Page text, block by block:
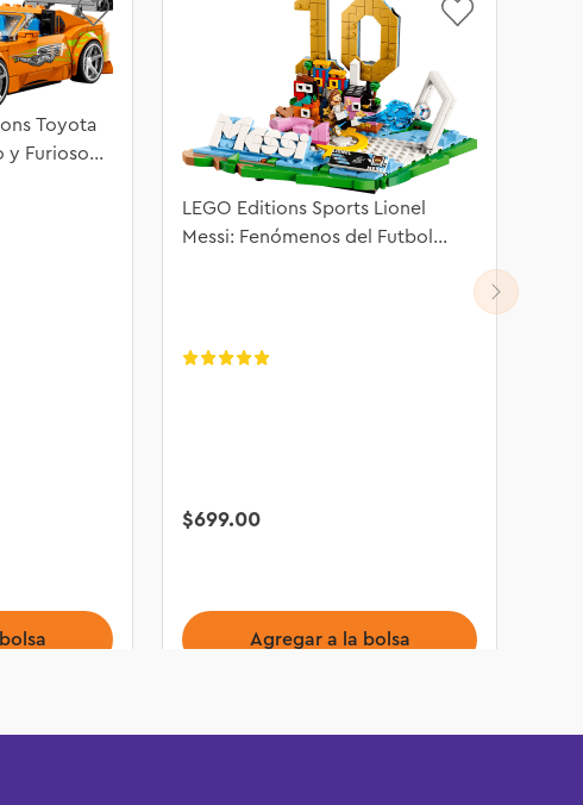
Toyota
y Furioso
LEGO Editions Sports Lionel
Messi: Fenómenos del Futbol
$699.00
Agregar a la bolsa